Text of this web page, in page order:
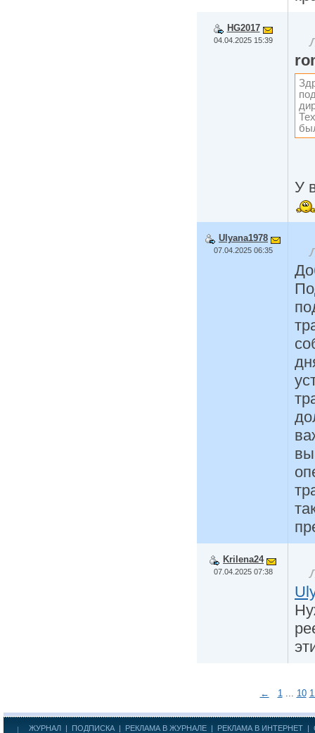
HG2017
04.04.2025 15:39
У
Ulyana1978
07.04.2025 06:35
Krilena24
07.04.2025 07:38
← 1... 10
ЖУРНАЛ | ПОДПИСКА | РЕКЛАМА В ЖУРНАЛЕ | РЕКЛАМА В ИНТЕРНЕТ |